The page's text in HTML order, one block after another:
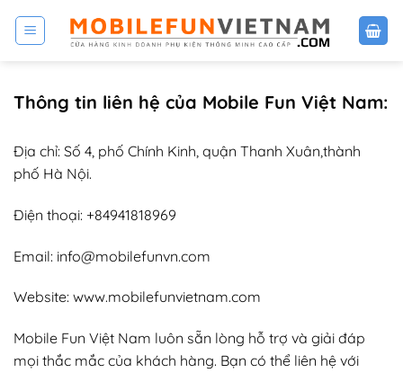
Thông tin liên hệ của Mobile Fun Việt Nam:
Địa chỉ: Số 4, phố Chính Kinh, quận Thanh Xuân,thành
phố Hà Nội.
Điện thoại: +84941818969
Email: info@mobilefunvn.com
Website: www.mobilefunvietnam.com
Mobile Fun Việt Nam luôn sẵn lòng hỗ trợ và giải đáp
mọi thắc mắc của khách hàng. Bạn có thể liên hệ với